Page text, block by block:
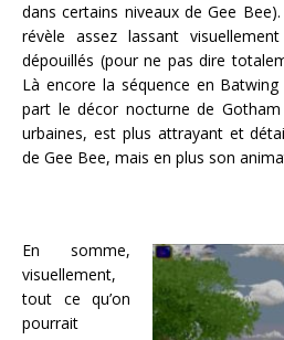
dans certains niveaux de Gee
révèle assez lassant
dépouillés (pour ne pas dire
Là encore la séquence en
part le décor nocturne de
urbaines, est plus attrayant et
de Gee Bee, mais en plus son
En somme,
visuellement,
tout ce qu’on
pourrait